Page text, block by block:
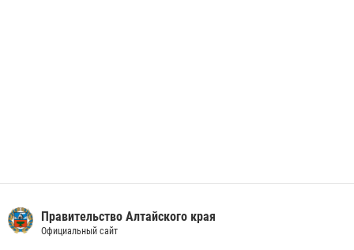
Правительство Алтайского края
Официальный сайт